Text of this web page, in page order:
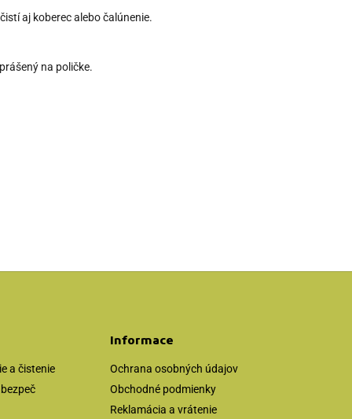
aj koberec alebo čalúnenie.
na poličke.
a čistenie
Informace
Ochrana osobných údajov
Obchodné podmienky
Reklamácia a vrátenie